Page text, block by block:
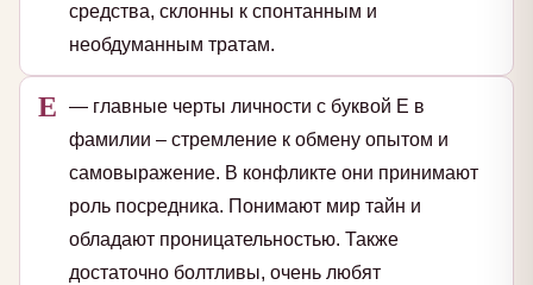
средства, склонны к спонтанным и
необдуманным тратам.
Е
— главные черты личности с буквой Е в
фамилии – стремление к обмену опытом и
самовыражение. В конфликте они принимают
роль посредника. Понимают мир тайн и
обладают проницательностью. Также
достаточно болтливы, очень любят